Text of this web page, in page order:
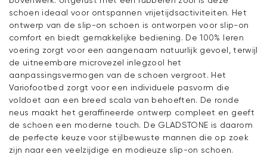
schoen ideaal voor ontspannen vrijetijdsactiviteiten. Het
ontwerp van de slip-on schoen is ontworpen voor slip-on
comfort en biedt gemakkelijke bediening. De 100% leren
voering zorgt voor een aangenaam natuurlijk gevoel, terwijl
de uitneembare microvezel inlegzool het
aanpassingsvermogen van de schoen vergroot. Het
Variofootbed zorgt voor een individuele pasvorm die
voldoet aan een breed scala van behoeften. De ronde
neus maakt het geraffineerde ontwerp compleet en geeft
de schoen een moderne touch. De GLADSTONE is daarom
de perfecte keuze voor stijlbewuste mannen die op zoek
zijn naar een veelzijdige en modieuze slip-on schoen.